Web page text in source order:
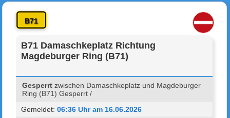
B71
B71 Damaschkeplatz Richtung
Magdeburger Ring (B71)
Gesperrt zwischen Damaschkeplatz und Magdeburger
Ring (B71) Gesperrt /
Gemeldet:06:36 Uhr am 16.06.2026